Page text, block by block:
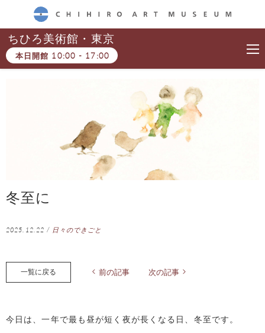
CHIHIRO ART MUSEUM
ちひろ美術館・東京
本日開館 10:00 - 17:00
冬至に
2025.12.22 / 日々のできごと
一覧に戻る 前の記事 次の記事
今日は、一年で最も昼が短く夜が長くなる日、冬至です。